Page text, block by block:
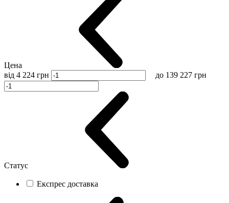
Цена
від 4 224 грн до 139 227 грн
Статус
Експрес доставка